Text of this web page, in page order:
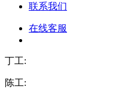
联系我们
在线客服
丁工:
陈工: